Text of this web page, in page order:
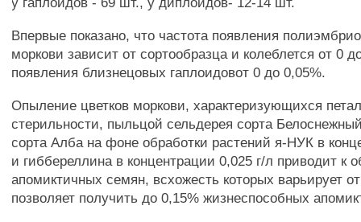
Впервые показано, что частота появления
моркови зависит от сортообразца и колеблется от 0
появления близнецовых гаплоидовот 0 до 0,05%.
Опыление цветков моркови, характеризующихся
стерильности, пыльцой сельдерея сорта
сорта Алба на фоне обработки растений я-НУК в
и гиббереллина в концентрации 0,025 г/л приводит к
апомиктичных семян, всхожесть которых варьирует
позволяет получить до 0,15% жизнеспособных